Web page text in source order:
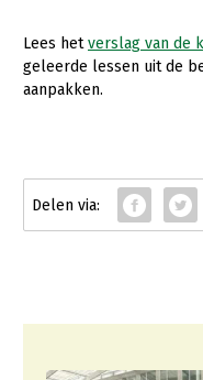
Schapenhouderij
Paddenstoelen
Over LTO
LTO Nederland
Bestuur en Directie
Medewerkers
Jaarverslag 2023
Vacatures
Lees hetverslag van de
geleerde lessen uit de
aanpakken.